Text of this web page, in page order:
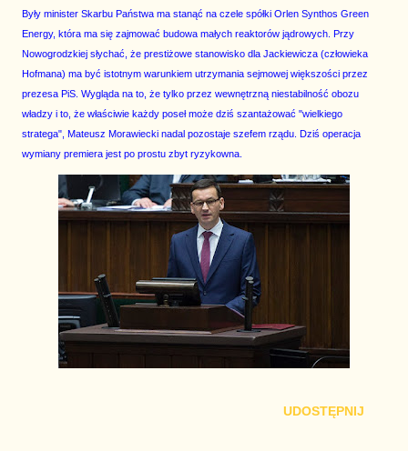
Były minister Skarbu Państwa ma stanąć na czele spółki Orlen Synthos Green
Energy, która ma się zajmować budowa małych reaktorów jądrowych. Przy
Nowogrodzkiej słychać, że prestiżowe stanowisko dla Jackiewicza (człowieka
Hofmana) ma być istotnym warunkiem utrzymania sejmowej większości przez
prezesa PiS. Wygląda na to, że tylko przez wewnętrzną niestabilność obozu
władzy i to, że właściwie każdy poseł może dziś szantażować "wielkiego
stratega", Mateusz Morawiecki nadal pozostaje szefem rządu. Dziś operacja
wymiany premiera jest po prostu zbyt ryzykowna.
UDOSTĘPNIJ